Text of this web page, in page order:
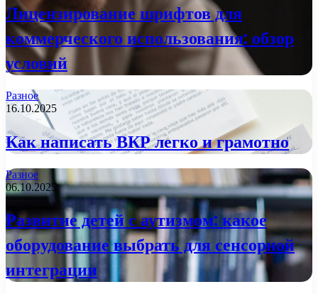
Лицензирование шрифтов для
коммерческого использования: обзор
условий
Разное
16.10.2025
Как написать ВКР легко и грамотно
Разное
06.10.2025
Развитие детей с аутизмом: какое
оборудование выбрать для сенсорной
интеграции